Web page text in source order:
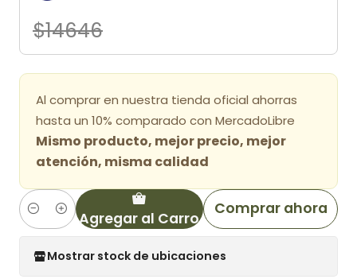
$14646
Al comprar en nuestra tienda oficial ahorras
hasta un 10% comparado con MercadoLibre
Mismo producto, mejor precio, mejor
atención, misma calidad
Cantidad Agregar al Carro
Comprar ahora
Mostrar stock de ubicaciones